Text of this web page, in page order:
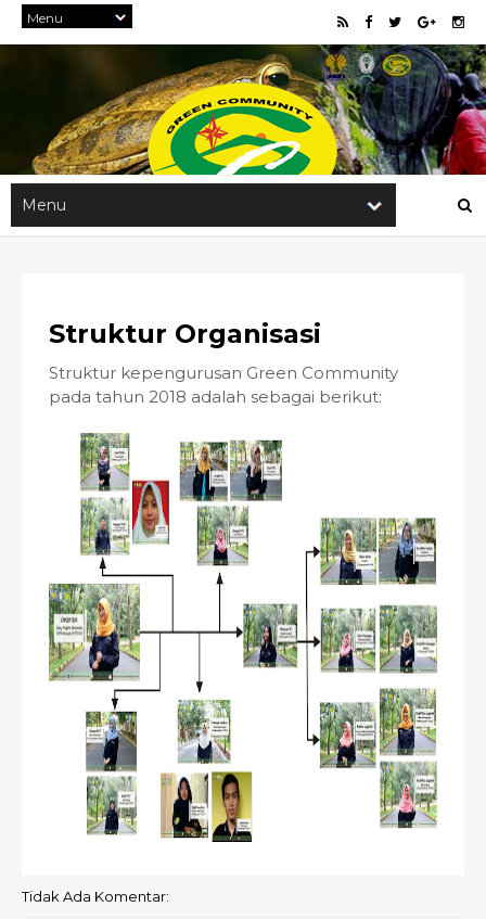
Struktur Organisasi
Struktur kepengurusan Green Community
pada tahun 2018 adalah sebagai berikut:
Tidak Ada Komentar: